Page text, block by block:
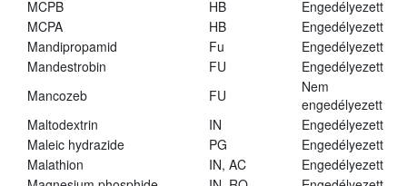
MCPB
HB
Engedélyezett
MCPA
HB
Engedélyezett
Mandipropamid
Fu
Engedélyezett
Mandestrobin
FU
Engedélyezett
Mancozeb
FU
Nem
engedélyezett
Maltodextrin
IN
Engedélyezett
Maleic hydrazide
PG
Engedélyezett
Malathion
IN, AC
Engedélyezett